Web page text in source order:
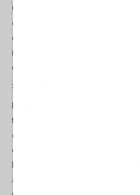
C’è chi vede nella spartizione
disponibile fuorchè a uno status di
dell’inevitabile scontro tra un
inaccettabile, Grande Turchia. Ha
commensali. Conviventi e
Si va nel Caucaso
tutela USA, il neosultano gioca
e, grazie al ruolo di ferro di lancia
dall’obiettivo implicito dell’assedio
attentati e presuntamente